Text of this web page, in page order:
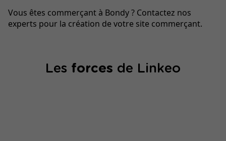
Vous êtes commerçant à Bondy ? Contactez nos
experts pour la création de votre site commerçant.
Les forces de Linkeo